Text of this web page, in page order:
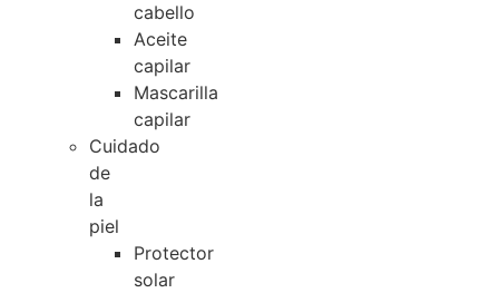
cabello
Aceite
capilar
Mascarilla
capilar
Cuidado
de
la
piel
Protector
solar